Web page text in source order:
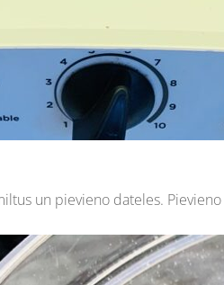
un pievieno dateles.